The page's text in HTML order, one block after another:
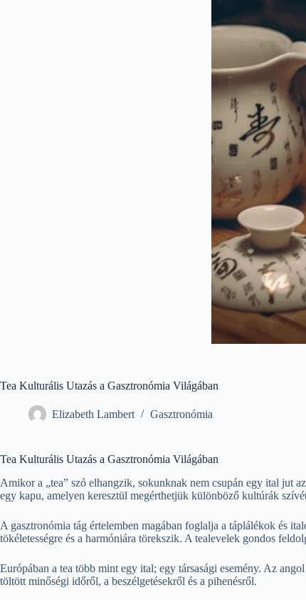
Tea Kulturális Utazás a Gasztronómia Világában
Elizabeth Lambert Gasztronómia
Tea Kulturális Utazás a Gasztronómia Világában
Amikor a „tea” szó elhangzik, sokunknak nem csupán egy ital jut
egy kapu, amelyen keresztül megérthetjük különböző kultúrák
A gasztronómia tág értelemben magában foglalja a táplálékok és
tökéletességre és a harmóniára törekszik. A tealevelek gondos
Európában a tea több mint egy ital; egy társasági esemény. Az
töltött minőségi időről, a beszélgetésekről és a pihenésről.